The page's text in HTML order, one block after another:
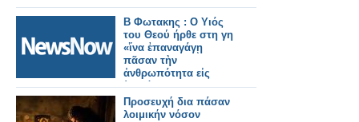
Β Φωτακης : Ο Υιός
του Θεού ήρθε στη γη
«ἵνα ἐπαναγάγῃ
πᾶσαν τὴν
ἀνθρωπότητα εἰς
ἑαυτόν».
Προσευχή δια πάσαν
λοιμικήν νόσον